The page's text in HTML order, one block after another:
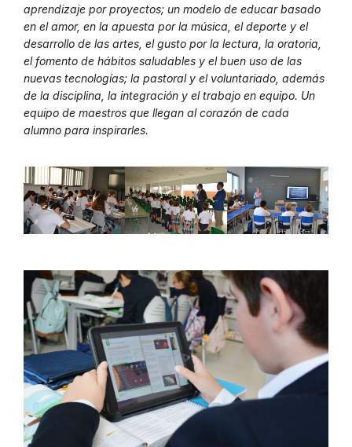
aprendizaje por proyectos; un modelo de educar basado
en el amor, en la apuesta por la música, el deporte y el
desarrollo de las artes, el gusto por la lectura, la oratoria,
el fomento de hábitos saludables y el buen uso de las
nuevas tecnologías; la pastoral y el voluntariado, además
de la disciplina, la integración y el trabajo en equipo. Un
equipo de maestros que llegan al corazón de cada
alumno para inspirarles.